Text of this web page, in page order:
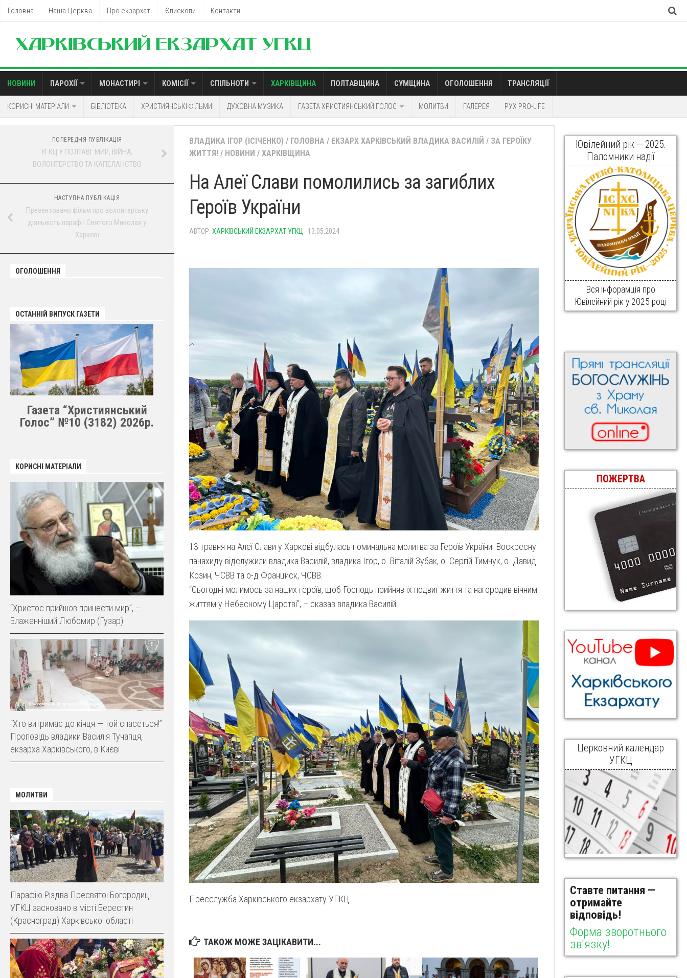
Головна Наша Церква Про екзархат Єпископи Контакти
НОВИНИ ПАРОХІЇ МОНАСТИРІ КОМІСІЇ СПІЛЬНОТИ ХАРКІВЩИНА ПОЛТАВЩИНА СУМЩИНА ОГОЛОШЕННЯ ТРАНСЛЯЦІЇ
КОРИСНІ МАТЕРІАЛИ БІБЛІОТЕКА ХРИСТИЯНСЬКІ ФІЛЬМИ ДУХОВНА МУЗИКА ГАЗЕТА ХРИСТИЯНСЬКИЙ ГОЛОС МОЛИТВИ ГАЛЕРЕЯ РУХ PRO-LIFE
ВЛАДИКА ІГОР (ІСІЧЕНКО) / ГОЛОВНА / ЕКЗАРХ ХАРКІВСЬКИЙ ВЛАДИКА ВАСИЛІЙ / ЗА ГЕРОЇКУ
ЖИТТЯ! / НОВИНИ / ХАРКІВЩИНА
На Алеї Слави помолились за загиблих
Героїв України
АВТОР: ХАРКІВСЬКИЙ ЕКЗАРХАТ УГКЦ · 13.05.2024
13 травня на Алеї Слави у Харкові відбулась поминальна молитва за Героїв України. Воскресну
панахиду відслужили владика Василій, владика Ігор, о. Віталій Зубак, о. Сергій Тимчук, о. Давид
Козин, ЧСВВ та о-д Франциск, ЧСВВ.
“Сьогодні молимось за наших героїв, щоб Господь прийняв їх подвиг життя та нагородив вічним
життям у Небесному Царстві”, – сказав владика Василій.
Пресслужба Харківського екзархату УГКЦ
ТАКОЖ МОЖЕ ЗАЦІКАВИТИ...
ПОПЕРЕДНЯ ПУБЛІКАЦІЯ
УГКЦ У ПОЛТАВІ: МИР, ВІЙНА,
ВОЛОНТЕРСТВО ТА КАПЕЛАНСТВО
НАСТУПНА ПУБЛІКАЦІЯ
Презентовано фільм про волонтерську
діяльність парафії Святого Миколая у
Харкові
ОГОЛОШЕННЯ
ОСТАННІЙ ВИПУСК ГАЗЕТИ
Газета “Християнський
Голос” №10 (3182) 2026р.
КОРИСНІ МАТЕРІАЛИ
“Христос прийшов принести мир”, –
Блаженніший Любомир (Гузар)
“Хто витримає до кінця — той спасеться!”
Проповідь владики Василія Тучапця,
екзарха Харківського, в Києві
МОЛИТВИ
Парафію Різдва Пресвятої Богородиці
УГКЦ засновано в місті Берестин
(Красноград) Харківської області
Ювілейний рік — 2025.
Паломники надії
Вся інфорамція про
Ювілейний рік у 2025 році
ПОЖЕРТВА
Церковний календар
УГКЦ
Ставте питання —
отримайте
відповідь!
Форма зворотнього
зв'язку!